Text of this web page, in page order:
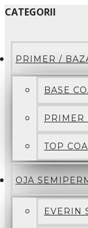
CATEGORII
PRIMER /
BASE
PRIMER
TOP
OJA
EVERIN